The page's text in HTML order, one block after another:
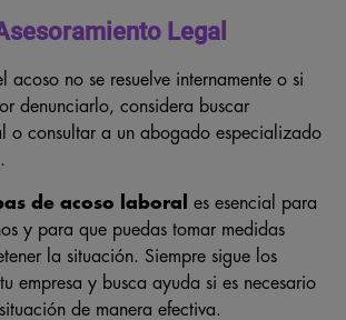
Legal
acoso no se resuelve internamente o si
denunciarlo, considera buscar
o consultar a un abogado especializado
de acoso laboral
es esencial para
y para que puedas tomar medidas
la situación. Siempre sigue los
empresa y busca ayuda si es necesario
de manera efectiva.